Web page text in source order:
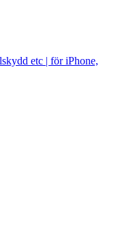
etc | för iPhone,